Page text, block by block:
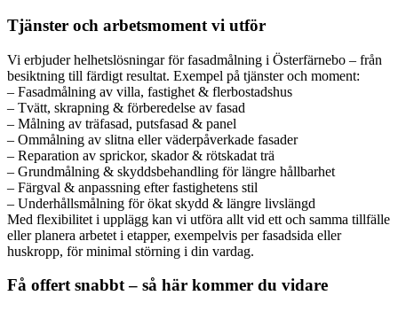
Tjänster och arbetsmoment vi utför
Vi erbjuder helhetslösningar för fasadmålning i Österfärnebo – från
besiktning till färdigt resultat. Exempel på tjänster och moment:
– Fasadmålning av villa, fastighet & flerbostadshus
– Tvätt, skrapning & förberedelse av fasad
– Målning av träfasad, putsfasad & panel
– Ommålning av slitna eller väderpåverkade fasader
– Reparation av sprickor, skador & rötskadat trä
– Grundmålning & skyddsbehandling för längre hållbarhet
– Färgval & anpassning efter fastighetens stil
– Underhållsmålning för ökat skydd & längre livslängd
Med flexibilitet i upplägg kan vi utföra allt vid ett och samma tillfälle
eller planera arbetet i etapper, exempelvis per fasadsida eller
huskropp, för minimal störning i din vardag.
Få offert snabbt – så här kommer du vidare